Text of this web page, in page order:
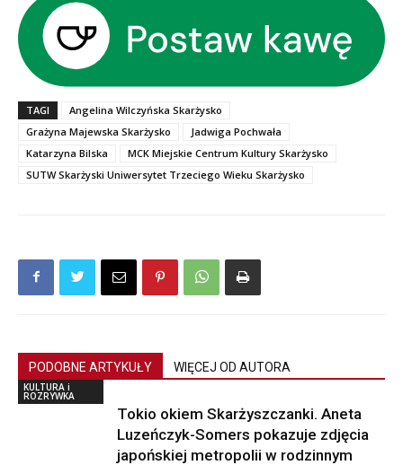
TAGI
Angelina Wilczyńska Skarżysko
Grażyna Majewska Skarżysko
Jadwiga Pochwała
Katarzyna Bilska
MCK Miejskie Centrum Kultury Skarżysko
SUTW Skarżyski Uniwersytet Trzeciego Wieku Skarżysko
PODOBNE ARTYKUŁY WIĘCEJ OD AUTORA
KULTURA i
ROZRYWKA
Tokio okiem Skarżyszczanki. Aneta
Luzeńczyk-Somers pokazuje zdjęcia
japońskiej metropolii w rodzinnym